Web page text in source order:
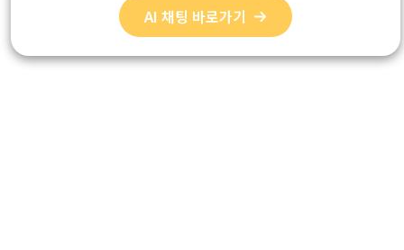
AI 채팅 바로가기